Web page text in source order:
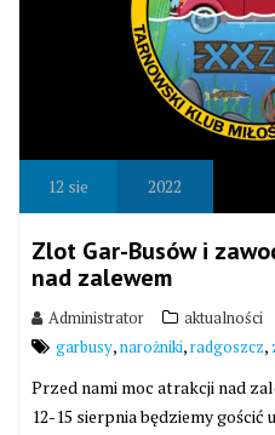
12 sie 2022
Zlot Gar-Busów i
nad zalewem
Administrator
aktualności
garbusy,narożniki,radgoszcz,
Przed nami moc atrakcji nad
12-15 sierpnia będziemy gościć